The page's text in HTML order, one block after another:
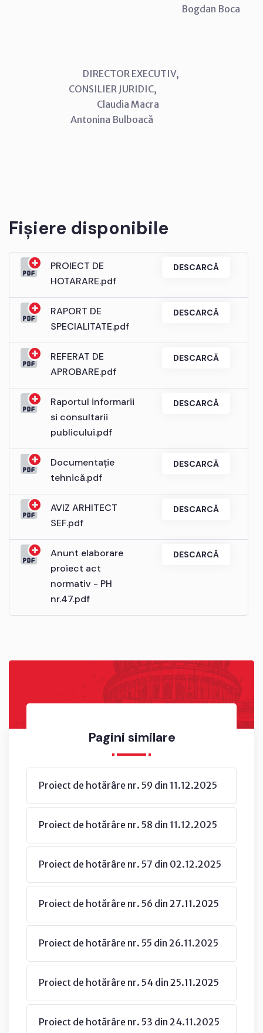
Pagini similare
Proiect de hotărâre nr. 59 din 11.12.2025
Proiect de hotărâre nr. 58 din 11.12.2025
Proiect de hotărâre nr. 57 din 02.12.2025
Proiect de hotărâre nr. 56 din 27.11.2025
Proiect de hotărâre nr. 55 din 26.11.2025
Proiect de hotărâre nr. 54 din 25.11.2025
Proiect de hotărâre nr. 53 din 24.11.2025
Bogdan Boca
DIRECTOR EXECUTIV,
CONSILIER JURIDIC,
Claudia Macra
Antonina Bulboacă
Fișiere disponibile
PROIECT DE
HOTARARE.pdf
DESCARCĂ
RAPORT DE
SPECIALITATE.pdf
DESCARCĂ
REFERAT DE
APROBARE.pdf
DESCARCĂ
Raportul informarii
si consultarii
publicului.pdf
DESCARCĂ
Documentație
tehnică.pdf
DESCARCĂ
AVIZ ARHITECT
SEF.pdf
DESCARCĂ
Anunt elaborare
proiect act
normativ - PH
nr.47.pdf
DESCARCĂ